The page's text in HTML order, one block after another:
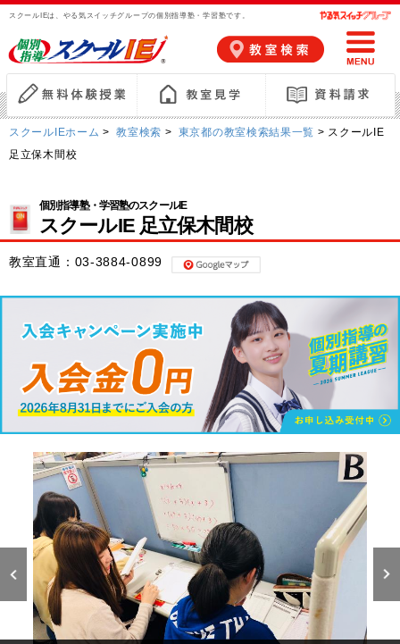
スクールIEは、やる気スイッチグループの個別指導塾・学習塾です。
スクールIEホーム > 教室検索 > 東京都の教室検索結果一覧 > スクールIE
足立保木間校
個別指導塾・学習塾のスクールIE
スクールIE 足立保木間校
教室直通： 03-3884-0899